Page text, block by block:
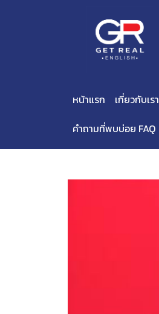
หน้าแรก เกี่ยวกับเรา
คำถามที่พบบ่อย FAQ